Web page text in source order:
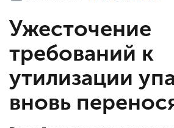
Ужесточение
требований к
утилизации
вновь